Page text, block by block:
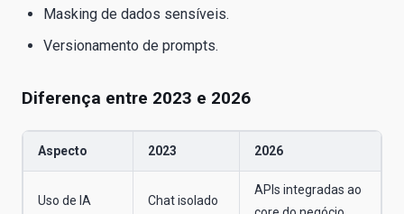
Masking de dados sensíveis.
Versionamento de prompts.
Diferença entre 2023 e 2026
Aspecto 2023 2026
Uso de IA Chat isolado
APIs integradas ao